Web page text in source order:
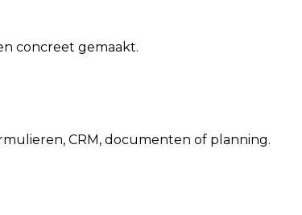
concreet gemaakt.
CRM, documenten of planning.